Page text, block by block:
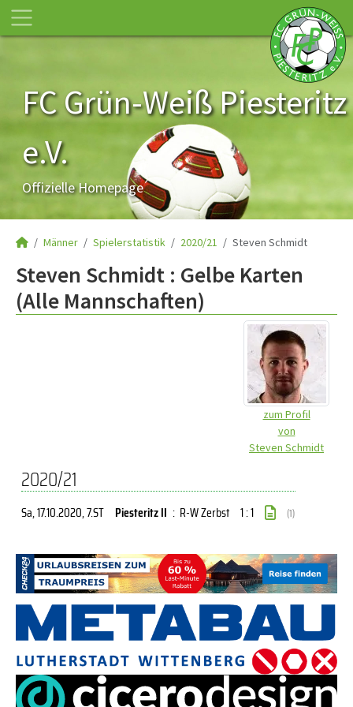
FC Grün-Weiß Piesteritz
e.V.
Offizielle Homepage
Männer Spielerstatistik 2020/21 Steven Schmidt
Steven Schmidt : Gelbe Karten
(Alle Mannschaften)
zum Profil
von
Steven Schmidt
2020/21
Sa, 17.10.2020, 7.ST Piesteritz II : R-W Zerbst 1 : 1 (1)